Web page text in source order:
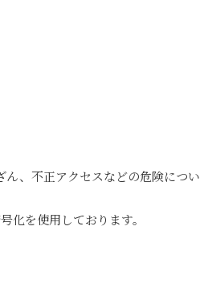
、不正アクセスなどの危険につい
化を使用しております。